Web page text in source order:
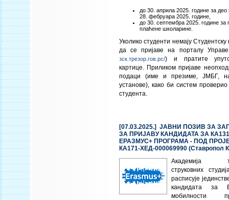
до 30. априла 2025. године за
28. фебруара 2025. године,
до 30. септембра 2025. године за
плаћене школарине.
Уколико студенти немају Студентску
да се пријаве на порталу
зск.трезор.гов.рс/) и пратите
картице. Приликом пријаве
подаци (име и презиме, ЈМБГ,
установе), како би систем
студента.
[07.03.2025.] ЈАВНИ ПОЗИВ ЗА
ЗА ПРИЈАВУ КАНДИДАТА ЗА
ЕРАЗМУС+ ПРОГРАМА - ПОД
КА171-ХЕД-000069990 (Ставропол
Академија
струковних
расписује
кандидата за
мобилности